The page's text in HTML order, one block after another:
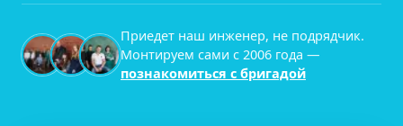
Приедет наш инженер, не подрядчик.
Монтируем сами с 2006 года —
познакомиться с бригадой